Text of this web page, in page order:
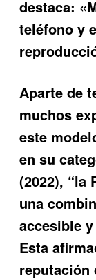
destaca:
teléfono y
Aparte de
muchos
este
en su
(2022), “la
una
accesible
Esta
reputación